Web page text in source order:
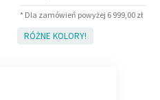
* Dla zamówień powyżej 6 999,00 zł
RÓŻNE KOLORY!